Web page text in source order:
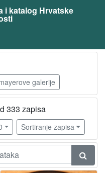
i katalog Hrvatske
galerije
333 zapisa
Sortiranje zapisa